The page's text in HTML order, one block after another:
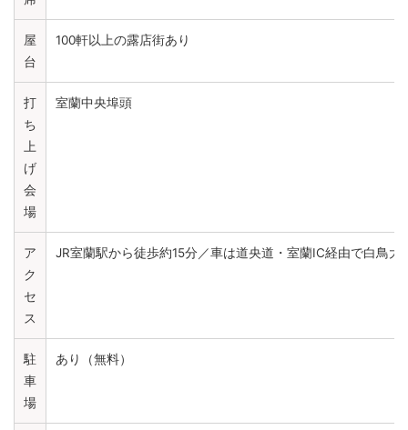
屋
台
100軒以上の露店街あり
打
ち
上
げ
会
場
室蘭中央埠頭
ア
ク
セ
ス
JR室蘭駅から徒歩約15分／車は道央道・室蘭IC経由で白鳥大
駐
車
場
あり（無料）